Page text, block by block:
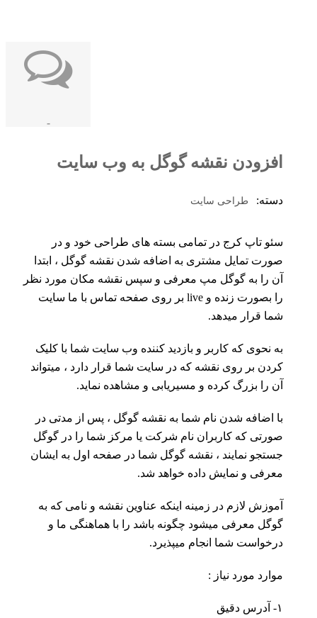
-
افزودن نقشه گوگل به وب سایت
دسته: طراحی سایت
سئو تاپ کرج در تمامی بسته های طراحی خود و در
صورت تمایل مشتری به اضافه شدن نقشه گوگل ، ابتدا
آن را به گوگل مپ معرفی و سپس نقشه مکان مورد نظر
را بصورت زنده و live بر روی صفحه تماس با ما سایت
شما قرار میدهد.
به نحوی که کاربر و بازدید کننده وب سایت شما با کلیک
کردن بر روی نقشه که در سایت شما قرار دارد ، میتواند
آن را بزرگ کرده و مسیریابی و مشاهده نماید.
با اضافه شدن نام شما به نقشه گوگل ، پس از مدتی در
صورتی که کاربران نام شرکت یا مرکز شما را در گوگل
جستجو نمایند ، نقشه گوگل شما در صفحه اول به ایشان
معرفی و نمایش داده خواهد شد.
آموزش لازم در زمینه اینکه عناوین نقشه و نامی که به
گوگل معرفی میشود چگونه باشد را با هماهنگی ما و
درخواست شما انجام میپذیرد.
موارد مورد نیاز :
۱- آدرس دقیق